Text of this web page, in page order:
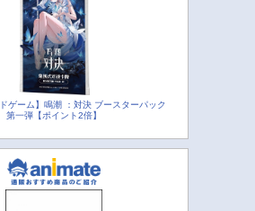
ゲーム】鳴潮 ：対決 ブースターパック
第一弾【ポイント2倍】